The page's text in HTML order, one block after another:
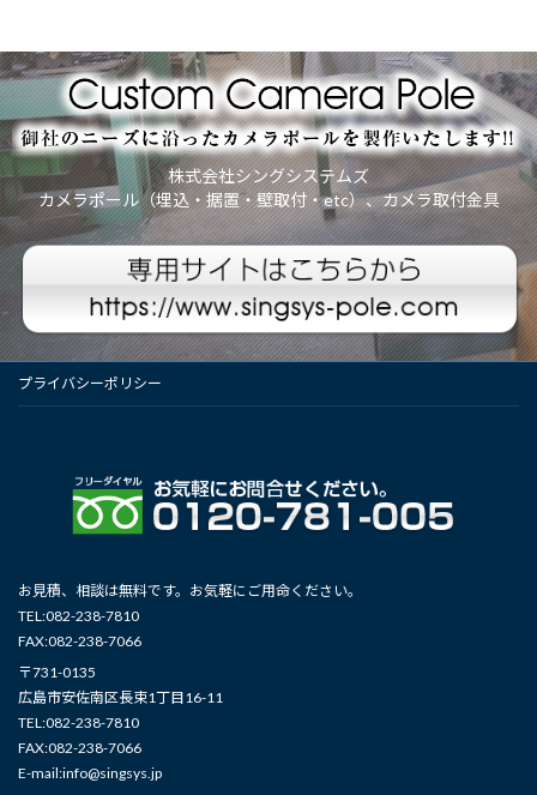
株式会社シングシステムズ
カメラポール（埋込・据置・壁取付・etc）、カメラ取付金具
プライバシーポリシー
お見積、相談は無料です。お気軽にご用命ください。
TEL:082-238-7810
FAX:082-238-7066
〒731-0135
広島市安佐南区長束1丁目16-11
TEL:082-238-7810
FAX:082-238-7066
E-mail:info@singsys.jp